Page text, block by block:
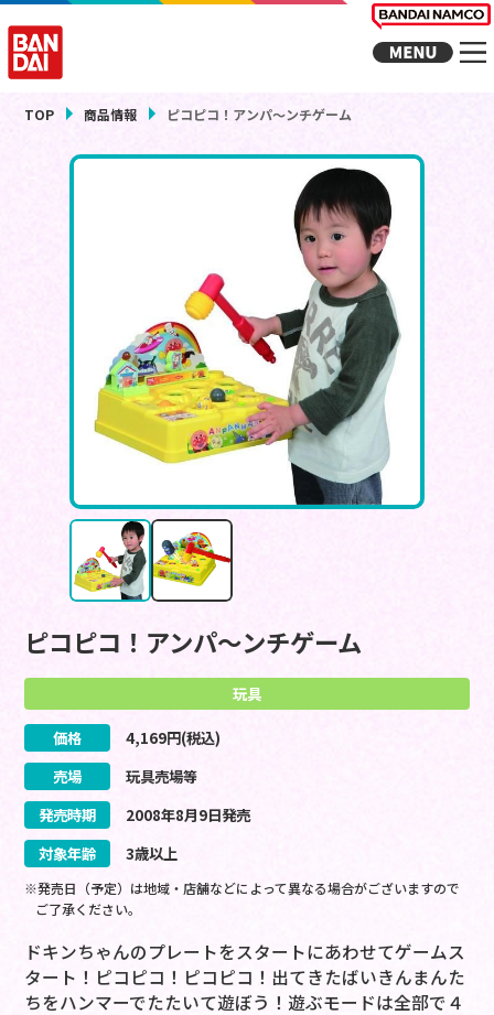
TOP 商品情報 ピコピコ！アンパ～ンチゲーム
ピコピコ！アンパ～ンチゲーム
玩具
価格 4,169円(税込)
売場
玩具売場等
発売時期
2008年8月9日発売
対象年齢
3歳以上
※発売日（予定）は地域・店舗などによって異なる場合がございますので
ご了承ください。
ドキンちゃんのプレートをスタートにあわせてゲームス
タート！ピコピコ！ピコピコ！出てきたばいきんまんた
ちをハンマーでたたいて遊ぼう！遊ぶモードは全部で４